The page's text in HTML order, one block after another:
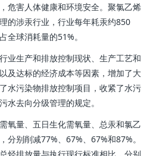
危害人体健康和环境安全。聚氯乙烯
的涉汞行业，行业每年耗汞约850
全球消耗量的51%。
业生产和排放控制现状、生产工艺和
及达标的经济成本等因素，增加了大
水污染物排放控制项目，收紧了水污
水去向分级管理的规定。
氧量、五日生化需氧量、总汞和氯乙
分别削减77%、67%、67%和87%。